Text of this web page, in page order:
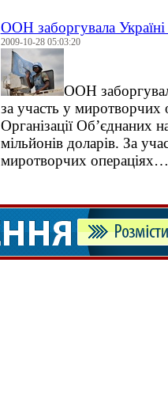
ООН заборгувала Україні
2009-10-28 05:03:20
ООН
за участь у миротворчих
Організації Об’єднаних
мільйонів доларів. За
миротворчих операціях…